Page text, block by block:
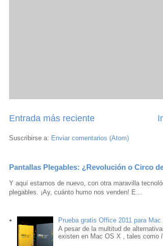
Entrada más reciente
Suscribirse a: Enviar comentarios (Atom)
Pantallas Plegables: ¿Revolución o Circo
Y aquí estamos de nuevo, con otra maravilla
plegables. ¡Ay, cuánto humo nos venden! E...
Prueba gratis Office 2011 para
A pesar de la multitud de
existen en Mac OS X , tales como